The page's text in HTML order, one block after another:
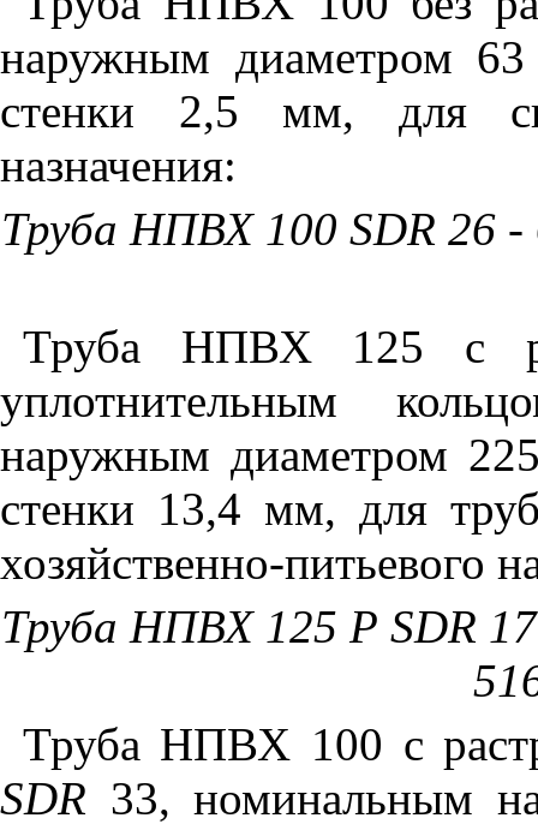
наружным диаметром
стенки 2,5 мм, для
назначения:
Труба НПВХ 100 SDR 26 -
Труба НПВХ 125 с
уплотнительным
наружным диаметром
стенки 13,4 мм, для
хозяйственно-питьевого
Труба НПВХ 125 Р SDR
Труба НПВХ 100 с
SDR 33, номинальным